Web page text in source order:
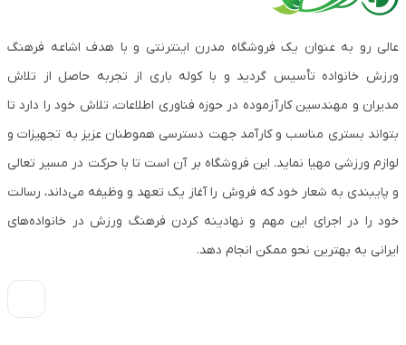
عالی رو به عنوان یک فروشگاه مدرن اینترنتی و با هدف اشاعه فرهنگ
ورزش خانواده تأسیس گردید و با کوله باری از تجربه حاصل از تلاش
مدیران و مهندسین کارآزموده در حوزه فناوری اطلاعات، تلاش خود را دارد تا
بتواند بستری مناسب و کارآمد جهت دسترسی هموطنان عزیز به تجهیزات و
لوازم ورزشی مهیا نماید. این فروشگاه بر آن است تا با حرکت در مسیر تعالی
و پایبندی به شعار خود که فروش را آغاز یک تعهد و وظیفه می‌داند، رسالت
خود را در اجرای این مهم و نهادینه کردن فرهنگ ورزش در خانواده‌های
ایرانی به بهترین نحو ممکن انجام دهد.